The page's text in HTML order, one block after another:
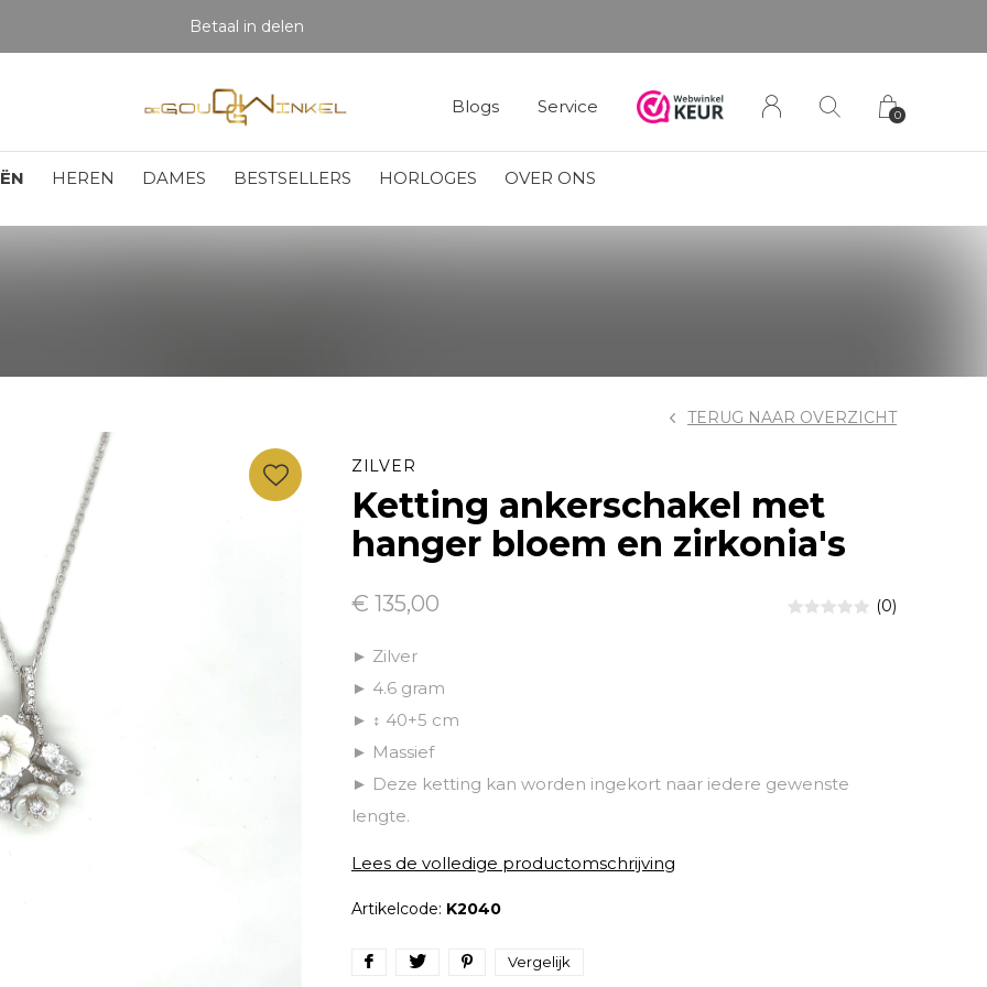
HEREN DAMES BESTSELLERS HORLOGES OVER ONS
Blogs Service 0
Betaal in delen
ZILVER
Ketting ankerschakel met
hanger bloem en zirkonia's
TERUG NAAR OVERZICHT
€ 135,00 (0)
► Zilver
► 4.6 gram
► ↕ 40+5 cm
► Massief
► Deze ketting kan worden ingekort naar iedere gewenste
lengte.
Lees de volledige productomschrijving
Artikelcode: K2040
Vergelijk